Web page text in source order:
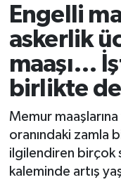
Engelli
askerlik
maaşı…
birlikte
Memur
oranındaki zamla
ilgilendiren birçok
kaleminde artış
Ekonomi
Genel
Gündem
Resmi İlan
Siyaset
Yunusemre
Süper Lig
Tüm Manşetler
Son Dakika
Haber Arşivi